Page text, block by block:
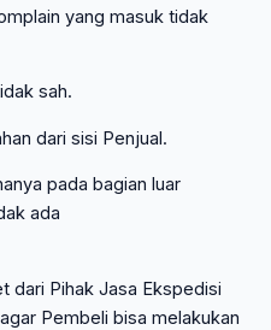
yang masuk tidak
sah.
dari sisi Penjual.
pada bagian luar
ada
dari Pihak Jasa Ekspedisi
Pembeli bisa melakukan